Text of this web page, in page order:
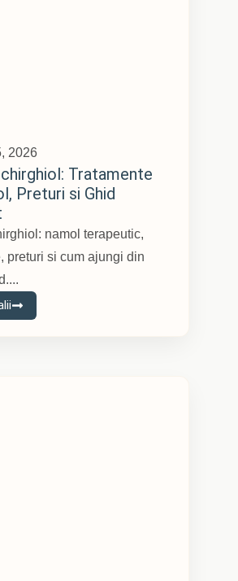
2026
Tratamente
Preturi si Ghid
namol terapeutic,
preturi si cum ajungi din